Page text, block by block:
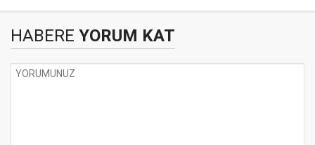
HABERE YORUM KAT